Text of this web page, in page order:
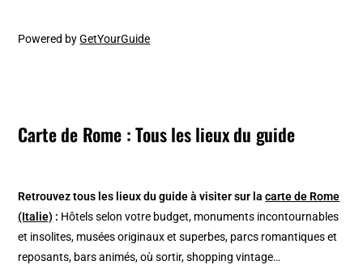
Powered byGetYourGuide
Carte de Rome : Tous les lieux du guide
Retrouvez tous les lieux du guide à visiter sur lacarte de Rome
(Italie) : Hôtels selon votre budget, monuments incontournables
et insolites, musées originaux et superbes, parcs romantiques et
reposants, bars animés, où sortir, shopping vintage…